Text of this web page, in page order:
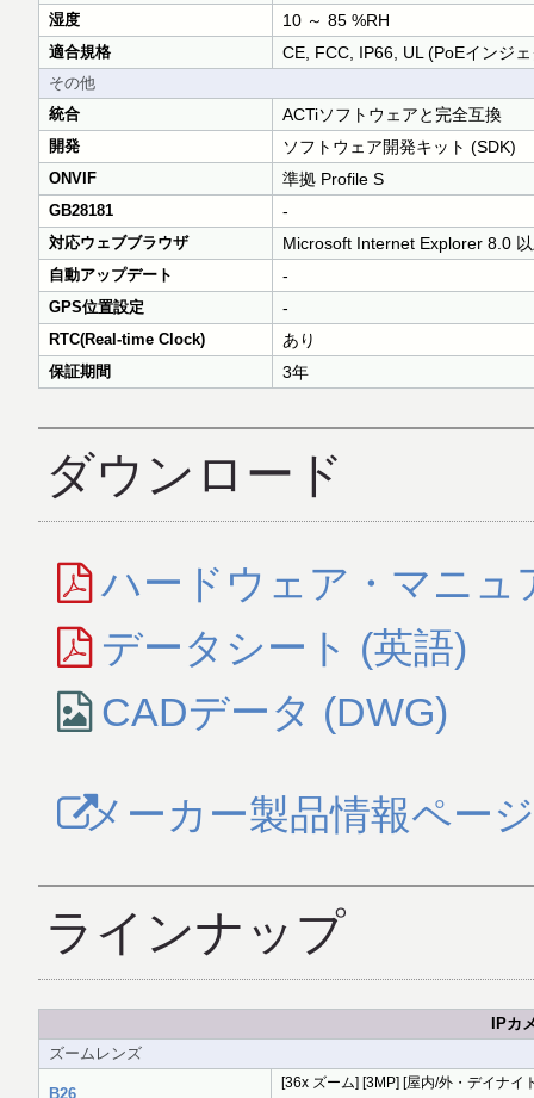
湿度 10 ～ 85 %RH
適合規格 CE, FCC, IP66, UL (PoEインジ
その他
統合
ACTiソフトウェアと完全互換
開発 ソフトウェア開発キット (SDK)
ONVIF 準拠 Profile S
GB28181 -
対応ウェブブラウザ Microsoft Internet Explorer 8.0
自動アップデート -
GPS位置設定 -
RTC(Real-time Clock) あり
保証期間 3年
ダウンロード
ハードウェア・マニュ
データシート (英語)
CADデータ (DWG)
メーカー製品情報ページ
ラインナップ
IPカ
ズームレンズ
B26
[36x ズーム] [3MP] [屋内/外・デイナ